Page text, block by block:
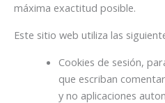
máxima exactitud posible.
Este sitio web utiliza las
Cookies de sesión,
que escriban
y no aplicaciones